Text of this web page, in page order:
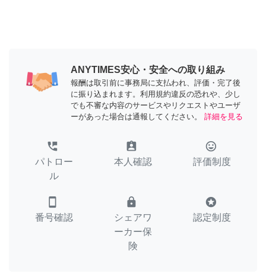
ANYTIMES安心・安全への取り組み
報酬は取引前に事務局に支払われ、評価・完了後
に振り込まれます。利用規約違反の恐れや、少し
でも不審な内容のサービスやリクエストやユーザ
ーがあった場合は通報してください。
詳細を見る
perm_phone_msg
パトロー
ル
assignment_ind
本人確認
tag_faces
評価制度
smartphone
番号確認
lock
シェアワ
ーカー保
険
stars
認定制度